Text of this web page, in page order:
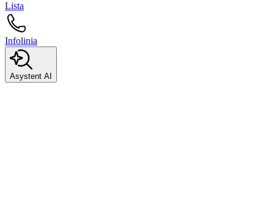
Lista
Infolinia
Asystent AI